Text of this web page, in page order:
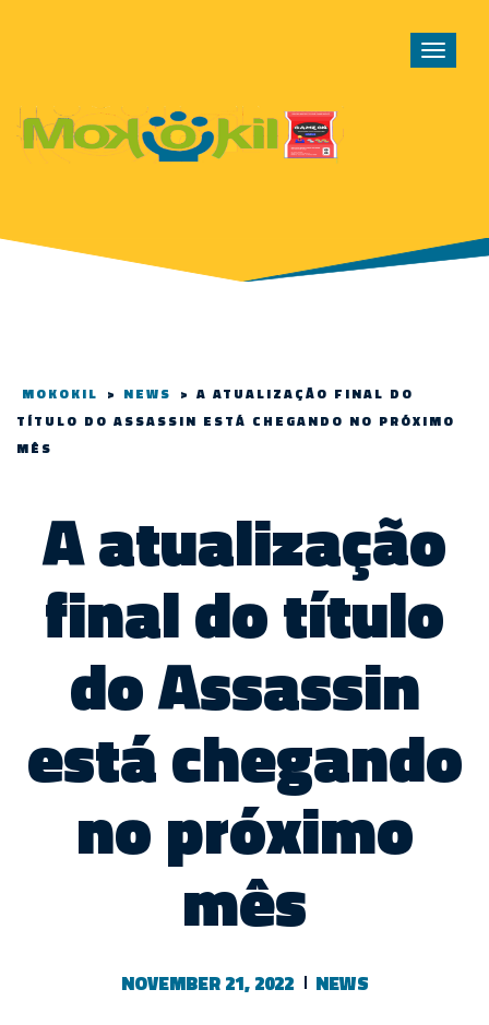
Toggle
MOKOKIL > NEWS > A ATUALIZAÇÃO FINAL DO
TÍTULO DO ASSASSIN ESTÁ CHEGANDO NO PRÓXIMO
MÊS
A atualização
final do título
do Assassin
está chegando
no próximo
mês
NOVEMBER 21, 2022 NEWS